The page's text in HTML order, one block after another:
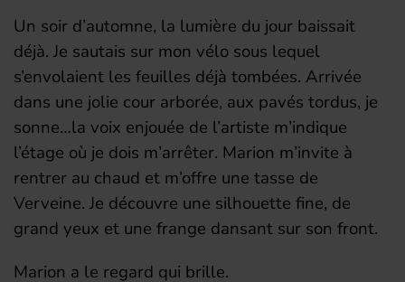
Un soir d’automne, la lumière du jour baissait
déjà. Je sautais sur mon vélo sous lequel
s’envolaient les feuilles déjà tombées. Arrivée
dans une jolie cour arborée, aux pavés tordus, je
sonne…la voix enjouée de l’artiste m’indique
l’étage où je dois m’arrêter. Marion m’invite à
rentrer au chaud et m’offre une tasse de
Verveine. Je découvre une silhouette fine, de
grand yeux et une frange dansant sur son front.
Marion a le regard qui brille.